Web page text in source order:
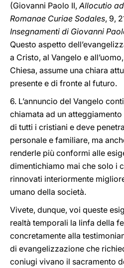
(Giovanni Paolo II,Allocutio
Romanae Curiae Sodales, 9,
Insegnamenti di Giovanni
Questo aspetto
a Cristo, al Vangelo e
Chiesa, assume una chiara
presente e di fronte al futuro.
6. L’annuncio del Vangelo
chiamata ad un
di tutti i cristiani e deve
personale e familiare, ma
renderle più conformi alle
dimentichiamo mai che solo i
rinnovati interiormente
umano della società.
Vivete, dunque, voi queste
realtà temporali la linfa della
concretamente alla
di evangelizzazione che
coniugi vivano il sacramento